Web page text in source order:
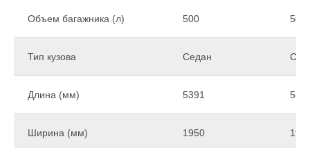
Объем багажника (л) 500 500
Тип кузова Седан
Длина (мм) 5391
Ширина (мм) 1950